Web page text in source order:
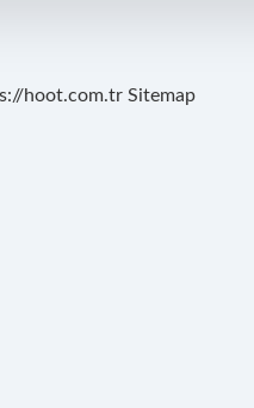
hoot.com.tr Sitemap